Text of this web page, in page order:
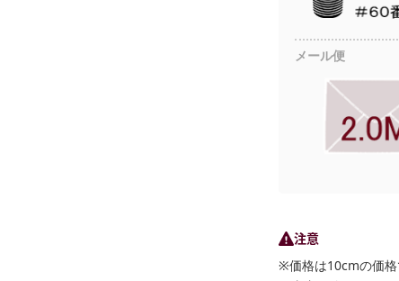
メール便
注意
※価格は10cmの価